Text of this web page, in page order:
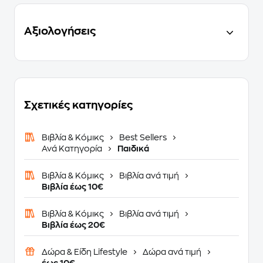
Αξιολογήσεις
Σχετικές κατηγορίες
Βιβλία & Κόμικς
Best Sellers
Ανά Κατηγορία
Παιδικά
Βιβλία & Κόμικς
Βιβλία ανά τιμή
Βιβλία έως 10€
Βιβλία & Κόμικς
Βιβλία ανά τιμή
Βιβλία έως 20€
Δώρα & Είδη Lifestyle
Δώρα ανά τιμή